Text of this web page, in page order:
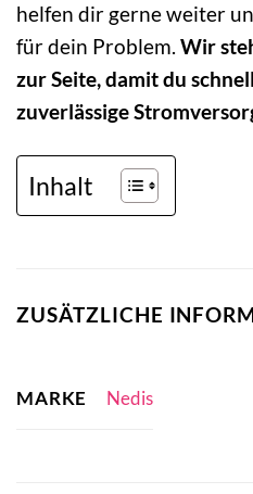
helfen dir gerne weiter
für dein Problem. Wir
zur Seite, damit du
zuverlässige
Inhalt
ZUSÄTZLICHE
MARKE Nedis